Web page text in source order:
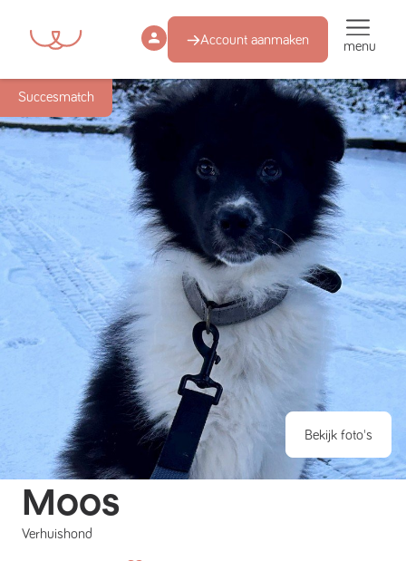
Account aanmaken menu
Succesmatch
Bekijk foto's
Moos
Verhuishond